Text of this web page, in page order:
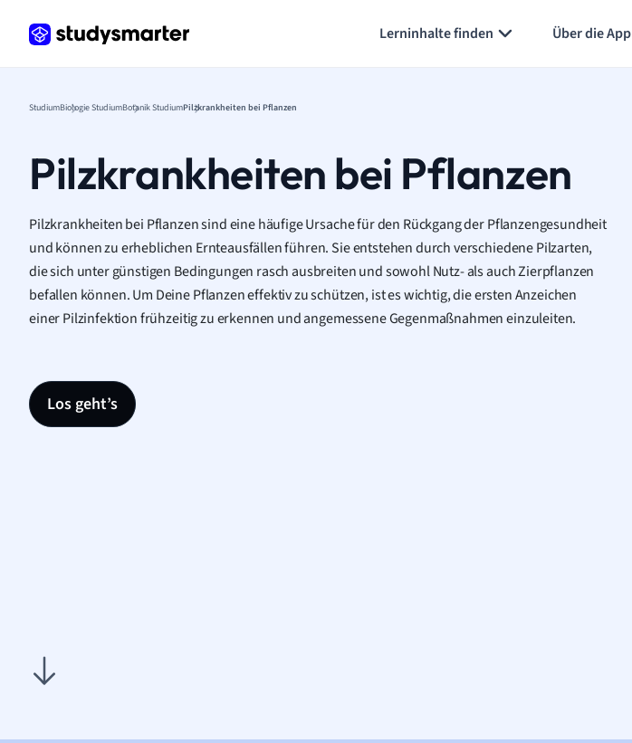
Lerninhalte finden Über die App
StudiumBiologie StudiumBotanik StudiumPilzkrankheiten bei Pflanzen
Pilzkrankheiten bei Pflanzen
Pilzkrankheiten bei Pflanzen sind eine häufige Ursache für den Rückgang der Pflanzengesundheit
und können zu erheblichen Ernteausfällen führen. Sie entstehen durch verschiedene Pilzarten,
die sich unter günstigen Bedingungen rasch ausbreiten und sowohl Nutz- als auch Zierpflanzen
befallen können. Um Deine Pflanzen effektiv zu schützen, ist es wichtig, die ersten Anzeichen
einer Pilzinfektion frühzeitig zu erkennen und angemessene Gegenmaßnahmen einzuleiten.
Los geht’s